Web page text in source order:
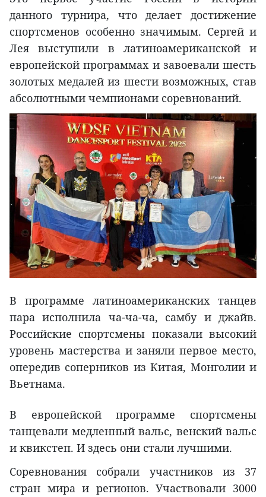
данного турнира, что делает достижение
спортсменов особенно значимым. Сергей и
Лея выступили в латиноамериканской и
европейской программах и завоевали шесть
золотых медалей из шести возможных, став
абсолютными чемпионами соревнований.
В программе латиноамериканских танцев
пара исполнила ча-ча-ча, самбу и джайв.
Российские спортсмены показали высокий
уровень мастерства и заняли первое место,
опередив соперников из Китая, Монголии и
Вьетнама.
В европейской программе спортсмены
танцевали медленный вальс, венский вальс
и квикстеп. И здесь они стали лучшими.
Соревнования собрали участников из 37
стран мира и регионов. Участвовали 3000